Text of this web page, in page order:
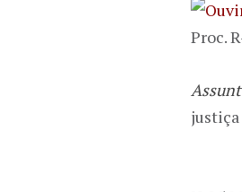
Proc.
justiça